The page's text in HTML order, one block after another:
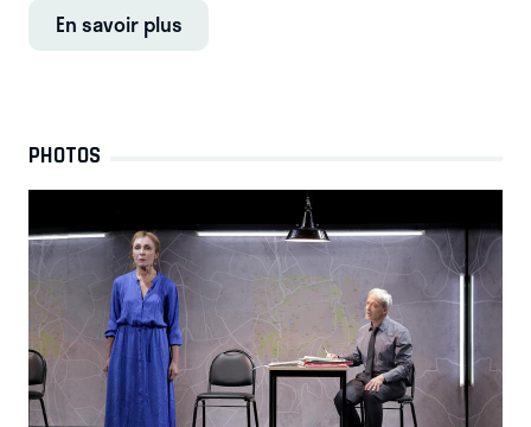
En savoir plus
PHOTOS